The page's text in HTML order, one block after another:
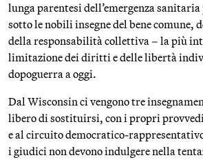
lunga parentesi dell’emergenza
sotto le nobili insegne del bene comune,
della responsabilità collettiva – la più
limitazione dei diritti e delle libertà
dopoguerra a oggi.
Dal Wisconsin ci vengono tre
libero di sostituirsi, con i propri
e al circuito democratico-
i giudici non devono indulgere nella